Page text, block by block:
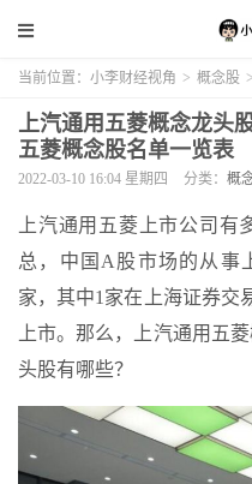
当前位置： 小李财经视角 > 概念股 >
上汽通用五菱概念龙头
五菱概念股名单一览表
2022-03-10 16:04 星期四 分类： 概
上汽通用五菱上市公司有
总，中国A股市场的从事
家，其中1家在上海证券交
上市。那么，上汽通用五
头股有哪些？